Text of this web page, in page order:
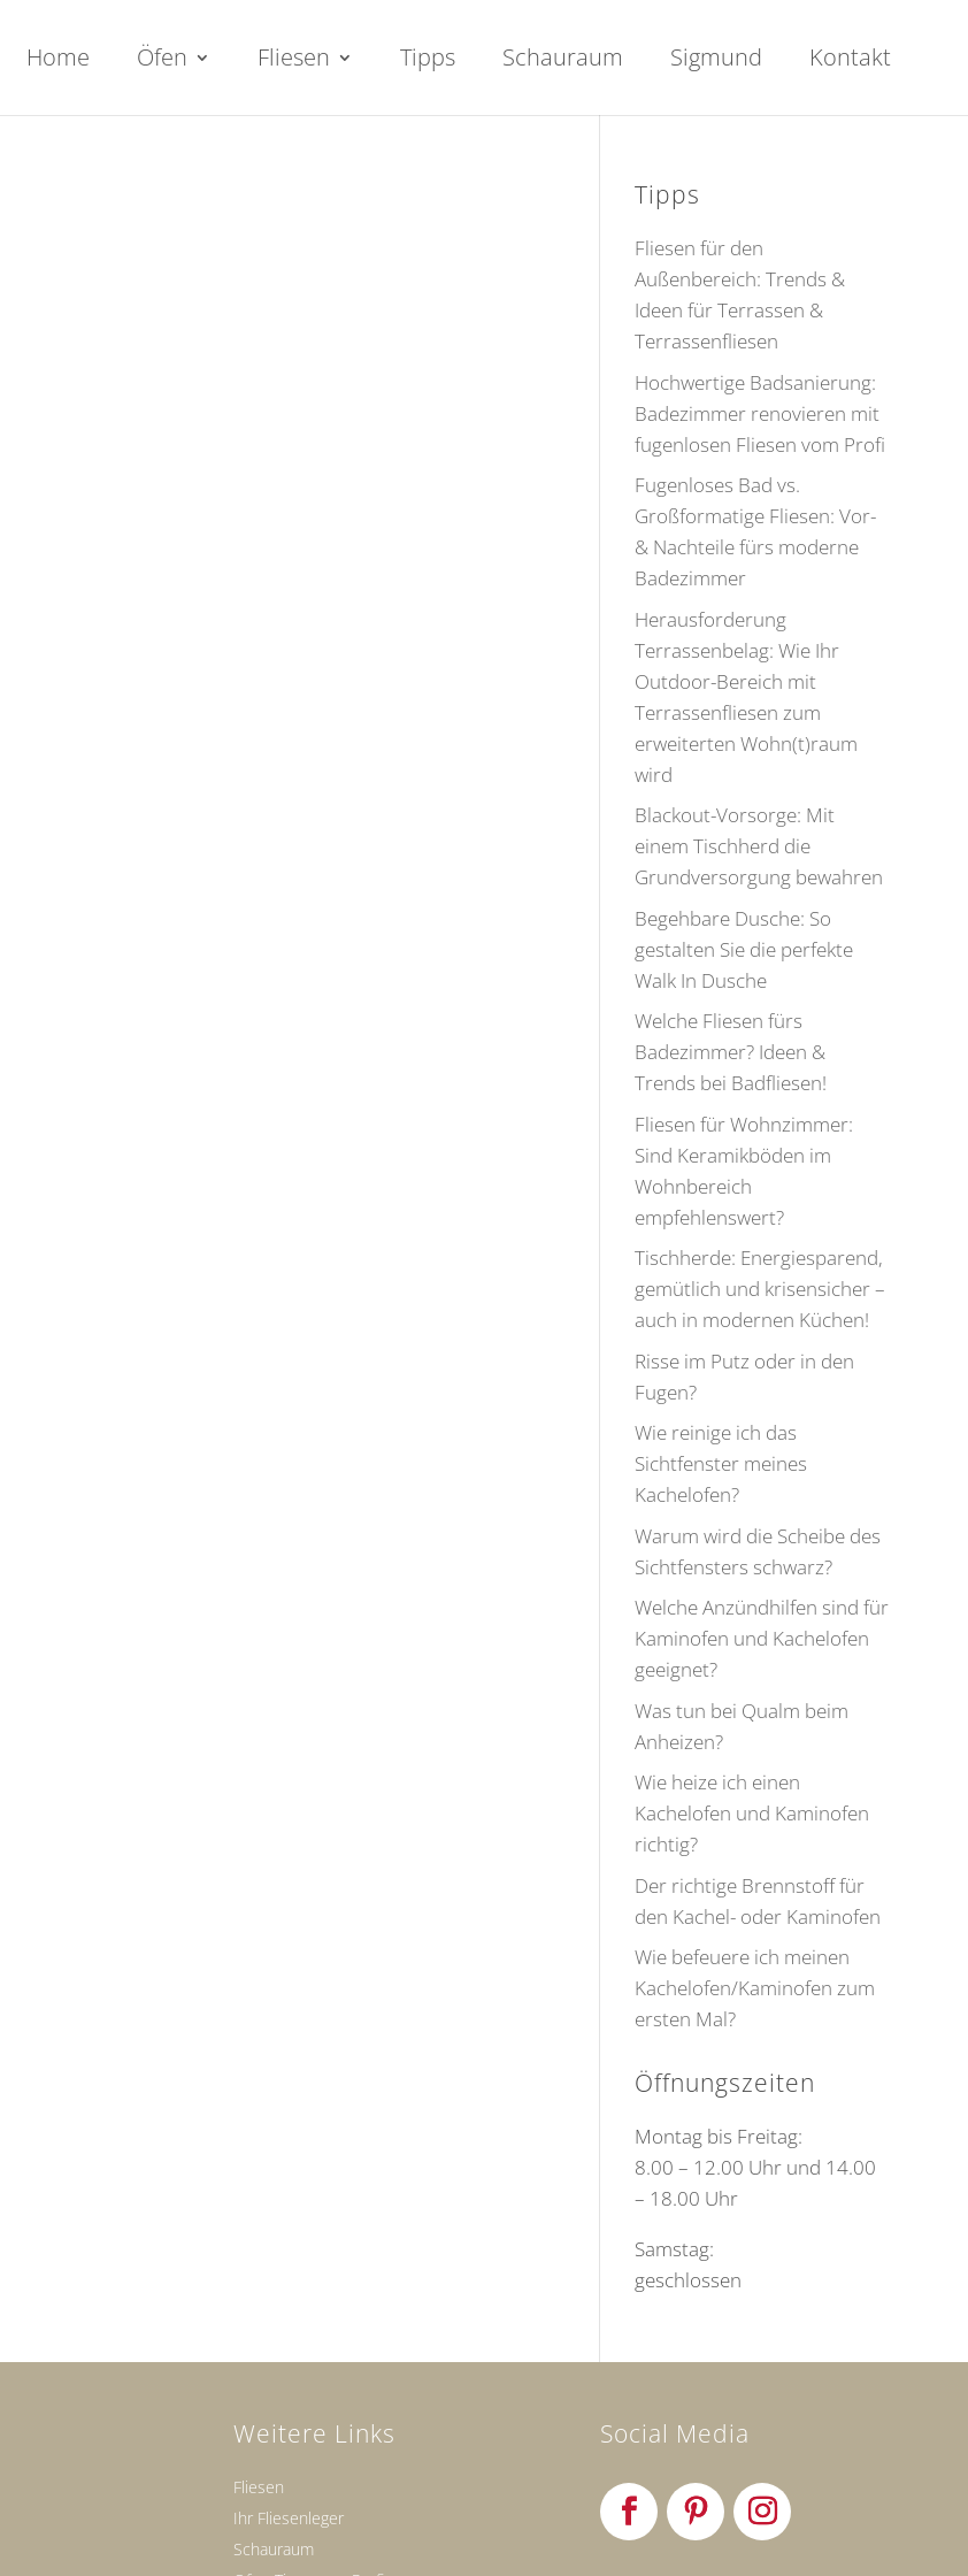
Home Öfen Fliesen Tipps Schauraum Sigmund Kontakt
Tipps
Fliesen für den
Außenbereich: Trends &
Ideen für Terrassen &
Terrassenfliesen
Hochwertige Badsanierung:
Badezimmer renovieren mit
fugenlosen Fliesen vom Profi
Fugenloses Bad vs.
Großformatige Fliesen: Vor-
& Nachteile fürs moderne
Badezimmer
Herausforderung
Terrassenbelag: Wie Ihr
Outdoor-Bereich mit
Terrassenfliesen zum
erweiterten Wohn(t)raum
wird
Blackout-Vorsorge: Mit
einem Tischherd die
Grundversorgung bewahren
Begehbare Dusche: So
gestalten Sie die perfekte
Walk In Dusche
Welche Fliesen fürs
Badezimmer? Ideen &
Trends bei Badfliesen!
Fliesen für Wohnzimmer:
Sind Keramikböden im
Wohnbereich
empfehlenswert?
Tischherde: Energiesparend,
gemütlich und krisensicher –
auch in modernen Küchen!
Risse im Putz oder in den
Fugen?
Wie reinige ich das
Sichtfenster meines
Kachelofen?
Warum wird die Scheibe des
Sichtfensters schwarz?
Welche Anzündhilfen sind für
Kaminofen und Kachelofen
geeignet?
Was tun bei Qualm beim
Anheizen?
Wie heize ich einen
Kachelofen und Kaminofen
richtig?
Der richtige Brennstoff für
den Kachel- oder Kaminofen
Wie befeuere ich meinen
Kachelofen/Kaminofen zum
ersten Mal?
Öffnungszeiten
Montag bis Freitag:
8.00 – 12.00 Uhr und 14.00
– 18.00 Uhr
Samstag:
geschlossen
Weitere Links
Fliesen
Ihr Fliesenleger
Schauraum
Social Media